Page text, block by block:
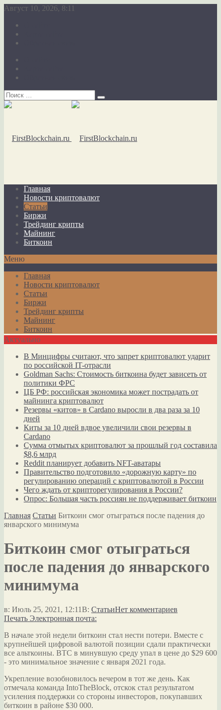
Август 10, 2026, 8:11
Главная
Новости криптовалют
Статьи
Биржи
Трейдинг крипты
Майнинг
Биткоин
Меню
Главная
Новости криптовалют
Статьи
Биржи
Трейдинг крипты
Майнинг
Биткоин
Актуально
В Минцифры считают, что запрет криптовалют ударит
по российской IT-отрасли
Goldman Sachs: Стоимость биткоина будет зависеть от
политики ФРС
ЦБ РФ: российская экономика может пострадать от
майнинга криптовалют
Резервы «китов» в Cardano выросли в два раза за 10
дней
Киты за 10 дней вдвое увеличили свои резервы в
Cardano
Сумма отмытых криптовалют за прошлый год составила
$8,6 млрд
Reddit планирует добавить NFT-аватары
Правительство подготовило «дорожную карту» по
регулированию операций с криптовалютой в России
Чего ждать от крипторегулирования в России?
Опрос: Большая часть россиян не поддерживает биткоин
Главная Статьи Биткоин смог отыграться после падения до
январского минимума
Биткоин смог отыграться
после падения до январского
минимума
в: Июль 25, 2021, 12:11В: СтатьиНет комментариев
Печать Электронная почта:
В начале этой недели биткоин стал нести потери. Вместе с
крупнейшей цифровой валютой позиции сдали практически
все альткоины. BTC в минувшую среду упал в цене до $29 600
- это минимальное значение с января 2021 года.
Укрепление возобновилось вечером в тот же день. Как
отмечала команда IntoTheBlock, отскок стал результатом
усиления поддержки со стороны инвесторов, покупавших
биткоин в районе $30 000.